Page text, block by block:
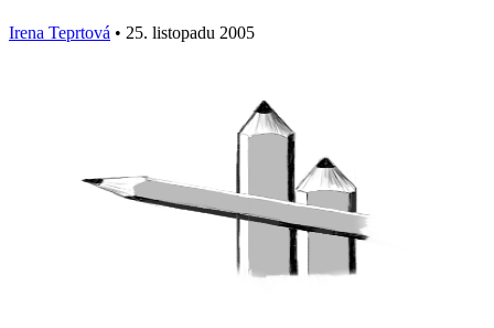
Irena Teprtová • 25. listopadu 2005